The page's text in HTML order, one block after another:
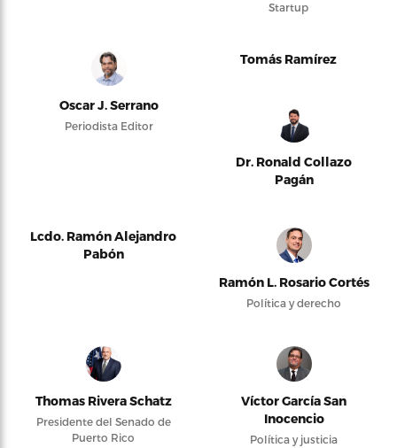
Startup
Oscar J. Serrano
Periodista Editor
Tomás Ramírez
Dr. Ronald Collazo
Pagán
Lcdo. Ramón Alejandro
Pabón
Ramón L. Rosario Cortés
Política y derecho
Thomas Rivera Schatz
Presidente del Senado de
Puerto Rico
Víctor García San
Inocencio
Política y justicia